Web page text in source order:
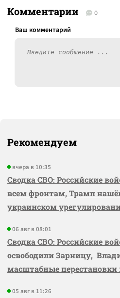
Комментарии 0
Рекомендуем
вчера в 10:35
Сводка СВО: Российские
всем фронтам, Трамп
украинском
06 авг в 08:01
Сводка СВО: Российские
освободили Зарницу,
масштабные
05 авг в 11:26